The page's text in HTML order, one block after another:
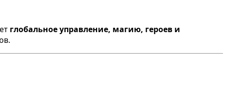
глобальное управление, магию, героев и